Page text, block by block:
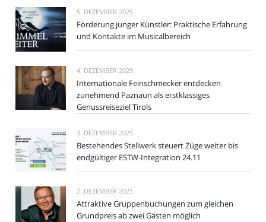
5. DEZEMBER 2025
Förderung junger Künstler: Praktische Erfahrung
und Kontakte im Musicalbereich
4. DEZEMBER 2025
Internationale Feinschmecker entdecken
zunehmend Paznaun als erstklassiges
Genussreiseziel Tirols
3. DEZEMBER 2025
Bestehendes Stellwerk steuert Züge weiter bis
endgültiger ESTW-Integration 24.11
2. DEZEMBER 2025
Attraktive Gruppenbuchungen zum gleichen
Grundpreis ab zwei Gästen möglich